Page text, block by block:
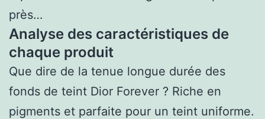
près…
Analyse des caractéristiques de
chaque produit
Que dire de la tenue longue durée des
fonds de teint Dior Forever ? Riche en
pigments et parfaite pour un teint uniforme.